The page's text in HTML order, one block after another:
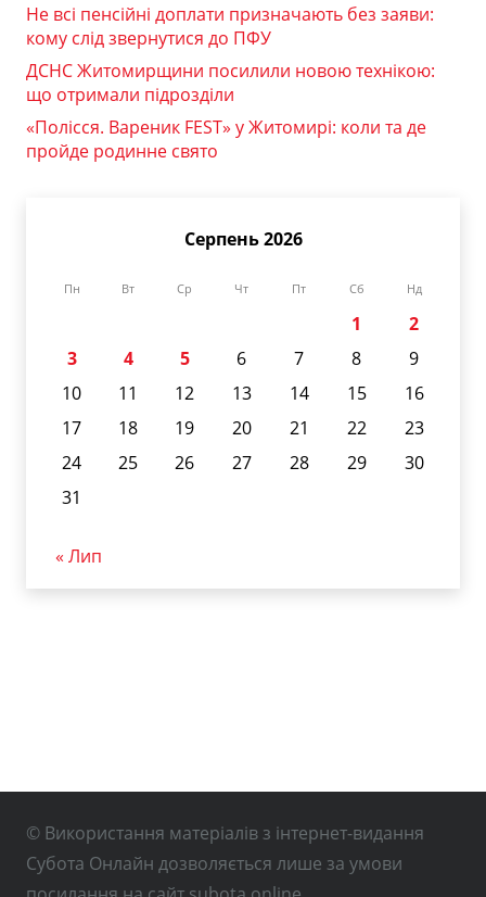
Не всі пенсійні доплати призначають без заяви:
кому слід звернутися до ПФУ
ДСНС Житомирщини посилили новою технікою:
що отримали підрозділи
«Полісся. Вареник FEST» у Житомирі: коли та де
пройде родинне свято
Серпень 2026
Пн Вт Ср Чт Пт Сб Нд
1
2
3
4 5 6 7 8
9
10
11 12 13 14 15
16
17
18 19 20 21 22
23
24
25 26 27 28 29
30
31
« Лип
© Використання матеріалів з інтернет-видання
Субота Онлайн дозволяється лише за умови